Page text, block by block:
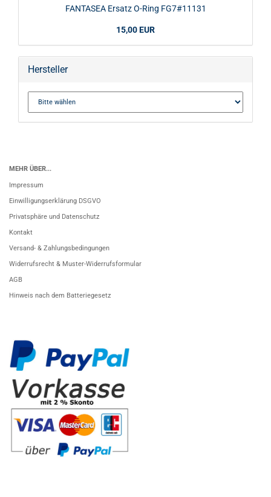
FANTASEA Ersatz O-Ring FG7#11131
15,00 EUR
Hersteller
MEHR ÜBER...
Impressum
Einwilligungserklärung DSGVO
Privatsphäre und Datenschutz
Kontakt
Versand- & Zahlungsbedingungen
Widerrufsrecht & Muster-Widerrufsformular
AGB
Hinweis nach dem Batteriegesetz